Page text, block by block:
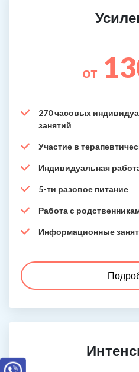
от
270 часовых
занятий
Участие в
Индивидуальная
5-ти разовое питание
Работа с
Информационные